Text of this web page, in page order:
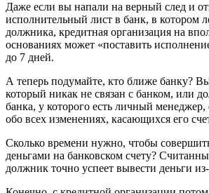
Даже если вы напали на верный след и
исполнительный лист в банк, в котором
должника, кредитная организация на
основаниях может «поставить
до 7 дней.
А теперь подумайте, кто ближе банку?
который никак не связан с банком, или
банка, у которого есть личный
обо всех изменениях, касающихся его
Сколько времени нужно, чтобы
деньгами на банковском счету?
должник точно успеет вывести деньги